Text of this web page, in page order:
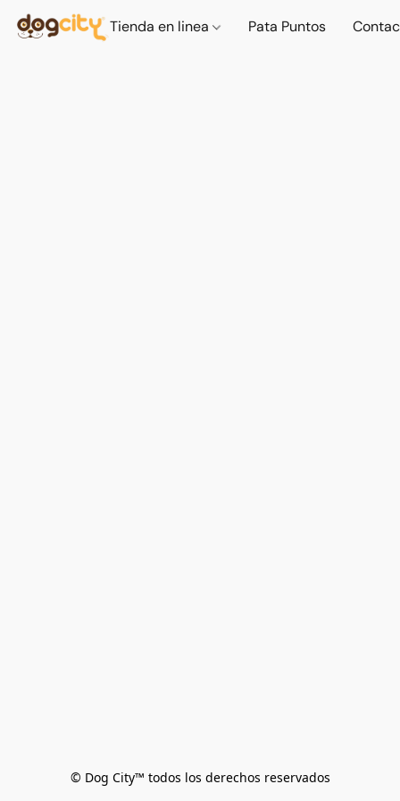
Tienda en linea Pata Puntos
© Dog City™ todos los derechos reservados